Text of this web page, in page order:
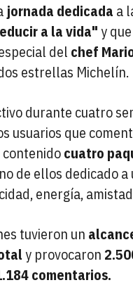
jornada dedicada a
a la vida"y
del chef
estrellas Michelín.
durante cuatro
usuarios que
cuatro
de ellos dedicado
energía,
tuvieron un
y provocaron
comentarios.